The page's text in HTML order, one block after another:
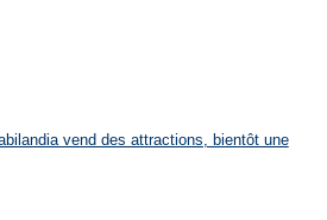
vend des attractions, bientôt une